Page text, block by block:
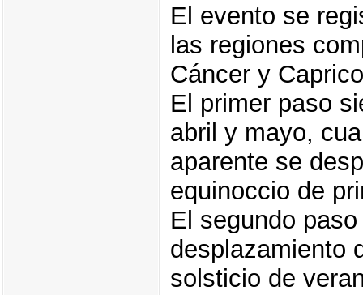
El evento se
las regiones
Cáncer y
El primer paso
abril y mayo,
aparente se
equinoccio de
El segundo
desplazamiento
solsticio de